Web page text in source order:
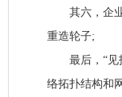
其六，企业
重造轮子;
最后，“见招
络拓扑结构和